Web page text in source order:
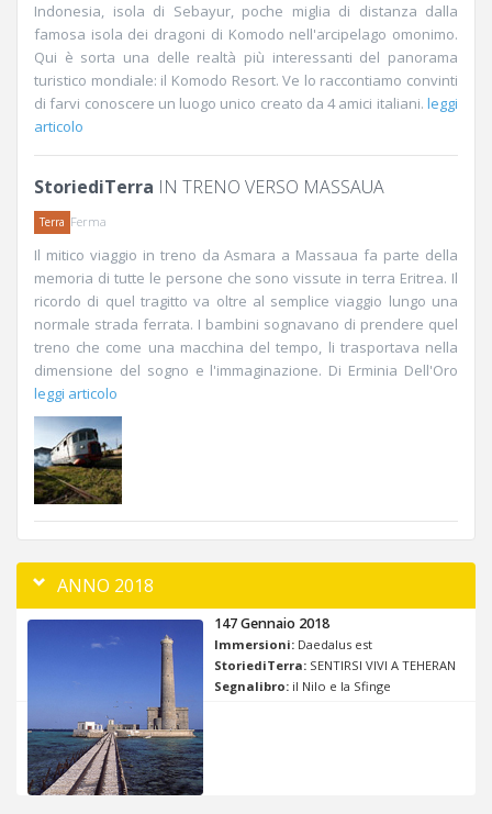
Indonesia, isola di Sebayur, poche miglia di distanza dalla
famosa isola dei dragoni di Komodo nell'arcipelago omonimo.
Qui è sorta una delle realtà più interessanti del panorama
turistico mondiale: il Komodo Resort. Ve lo raccontiamo convinti
di farvi conoscere un luogo unico creato da 4 amici italiani. leggi
articolo
StoriediTerra IN TRENO VERSO MASSAUA
Terra Ferma
Il mitico viaggio in treno da Asmara a Massaua fa parte della
memoria di tutte le persone che sono vissute in terra Eritrea. Il
ricordo di quel tragitto va oltre al semplice viaggio lungo una
normale strada ferrata. I bambini sognavano di prendere quel
treno che come una macchina del tempo, li trasportava nella
dimensione del sogno e l'immaginazione. Di Erminia Dell'Oro
leggi articolo
ANNO 2018
147 Gennaio 2018
Immersioni: Daedalus est
StoriediTerra: SENTIRSI VIVI A TEHERAN
Segnalibro: il Nilo e la Sfinge